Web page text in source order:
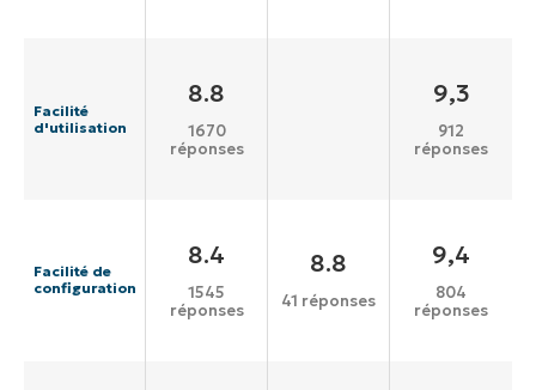
Facilité
d'utilisation
8.8
1670
réponses
9,3
912
réponses
Facilité de
configuration
8.4
1545
réponses
8.8
41 réponses
9,4
804
réponses